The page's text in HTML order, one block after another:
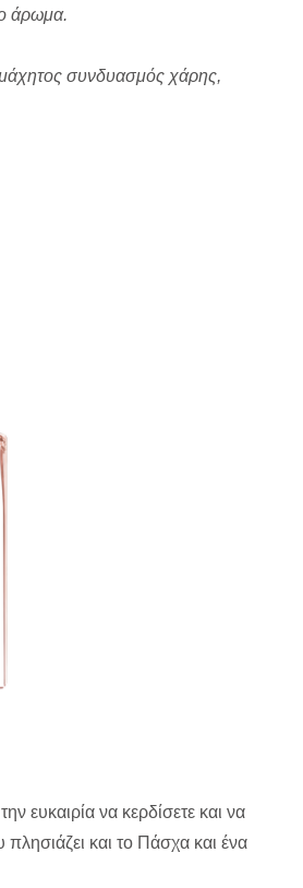
άρωμα.
συνδυασμός χάρης,
ευκαιρία να κερδίσετε και να
και το Πάσχα και ένα